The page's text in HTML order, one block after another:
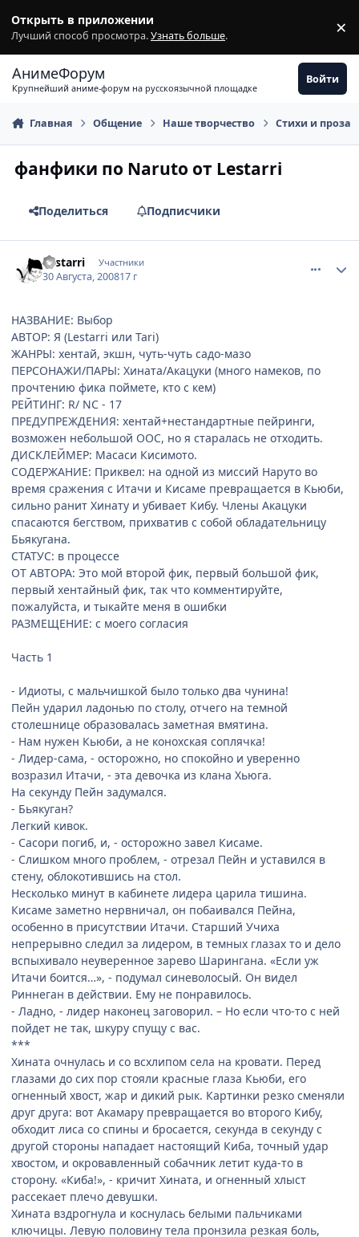
Открыть в приложении
Лучший способ просмотра.Узнать больше. ×
АнимеФорум
Крупнейший аниме-форум на русскоязычной площадке
Войти
Главная Общение Наше творчество Стихи и проза
фанфики по Naruto от Lestarri
Поделиться Подписчики
Lestarri Участники
30 Августа, 200817 г
НАЗВАНИЕ: Выбор
АВТОР: Я (Lestarri или Tari)
ЖАНРЫ: хентай, экшн, чуть-чуть садо-мазо
ПЕРСОНАЖИ/ПАРЫ: Хината/Акацуки (много намеков, по
прочтению фика поймете, кто с кем)
РЕЙТИНГ: R/ NC - 17
ПРЕДУПРЕЖДЕНИЯ: хентай+нестандартные пейринги,
возможен небольшой ООС, но я старалась не отходить.
ДИСКЛЕЙМЕР: Масаси Кисимото.
СОДЕРЖАНИЕ: Приквел: на одной из миссий Наруто во
время сражения с Итачи и Кисаме превращается в Кьюби,
сильно ранит Хинату и убивает Кибу. Члены Акацуки
спасаются бегством, прихватив с собой обладательницу
Бьякугана.
СТАТУС: в процессе
ОТ АВТОРА: Это мой второй фик, первый большой фик,
первый хентайный фик, так что комментируйте,
пожалуйста, и тыкайте меня в ошибки
РАЗМЕЩЕНИЕ: с моего согласия
Часть 1
- Идиоты, с мальчишкой было только два чунина!
Пейн ударил ладонью по столу, отчего на темной
столешнице образовалась заметная вмятина.
- Нам нужен Кьюби, а не конохская соплячка!
- Лидер-сама, - осторожно, но спокойно и уверенно
возразил Итачи, - эта девочка из клана Хьюга.
На секунду Пейн задумался.
- Бьякуган?
Легкий кивок.
- Сасори погиб, и, - осторожно завел Кисаме.
- Слишком много проблем, - отрезал Пейн и уставился в
стену, облокотившись на стол.
Несколько минут в кабинете лидера царила тишина.
Кисаме заметно нервничал, он побаивался Пейна,
особенно в присутствии Итачи. Старший Учиха
непрерывно следил за лидером, в темных глазах то и дело
вспыхивало неуверенное зарево Шарингана. «Если уж
Итачи боится…», - подумал синеволосый. Он видел
Риннеган в действии. Ему не понравилось.
- Ладно, - лидер наконец заговорил. – Но если что-то с ней
пойдет не так, шкуру спущу с вас.
***
Хината очнулась и со всхлипом села на кровати. Перед
глазами до сих пор стояли красные глаза Кьюби, его
огненный хвост, жар и дикий рык. Картинки резко сменяли
друг друга: вот Акамару превращается во второго Кибу,
обходит лиса со спины и бросается, секунда в секунду с
другой стороны нападает настоящий Киба, точный удар
хвостом, и окровавленный собачник летит куда-то в
сторону. «Киба!», - кричит Хината, и огненный хлыст
рассекает плечо девушки.
Хината вздрогнула и коснулась белыми пальчиками
ключицы. Левую половину тела пронзила резкая боль,